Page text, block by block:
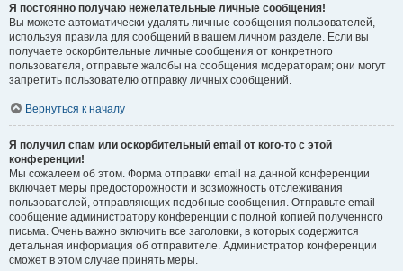
Я постоянно получаю нежелательные личные сообщения!
Вы можете автоматически удалять личные сообщения пользователей,
используя правила для сообщений в вашем личном разделе. Если вы
получаете оскорбительные личные сообщения от конкретного
пользователя, отправьте жалобы на сообщения модераторам; они могут
запретить пользователю отправку личных сообщений.
Вернуться к началу
Я получил спам или оскорбительный email от кого-то с этой
конференции!
Мы сожалеем об этом. Форма отправки email на данной конференции
включает меры предосторожности и возможность отслеживания
пользователей, отправляющих подобные сообщения. Отправьте email-
сообщение администратору конференции с полной копией полученного
письма. Очень важно включить все заголовки, в которых содержится
детальная информация об отправителе. Администратор конференции
сможет в этом случае принять меры.